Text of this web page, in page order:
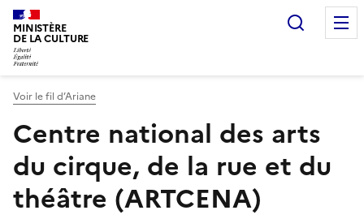
MINISTÈRE
DE LA CULTURE
Voir le fil d’Ariane
Centre national des arts
du cirque, de la rue et du
théâtre (ARTCENA)